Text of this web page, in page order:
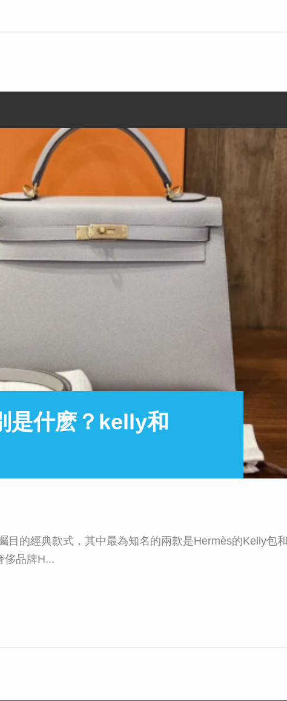
什麽？kelly和
目的經典款式，其中最為知名的兩款是Hermès的Kelly包和
侈品牌H...